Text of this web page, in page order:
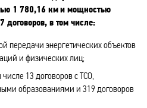
1 780,16 кми мощностью
в том числе:
передачи энергетических объектов
и физических лиц;
13 договоров с ТСО,
образованиями и 319 договоров